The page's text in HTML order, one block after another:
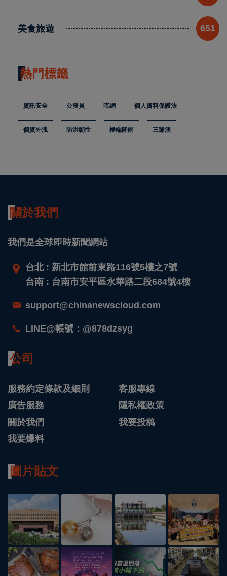
美食旅遊 651
熱門標籤
資訊安全 公務員 暗網 個人資料保護法
個資外洩 防洪韌性 極端降雨 三爺溪
關於我們
我們是全球即時新聞網站
台北 : 新北市館前東路116號5樓之7號
台南 : 台南市安平區永華路二段684號4樓
support@chinanewscloud.com
LINE@帳號：@878dzsyg
公司
服務約定條款及細則
客服專線
廣告服務
隱私權政策
關於我們
我要投稿
我要爆料
圖片貼文